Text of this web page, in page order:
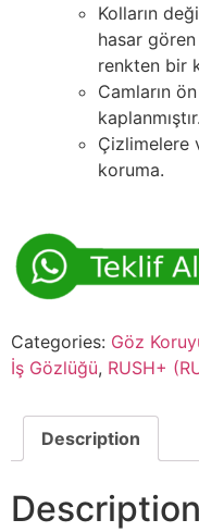
Kolların
hasar
renkten bir
Camların
kaplanmıştır.
Çizlimelere
koruma.
Categories: Göz
İş Gözlüğü, RUSH+
Description
Description